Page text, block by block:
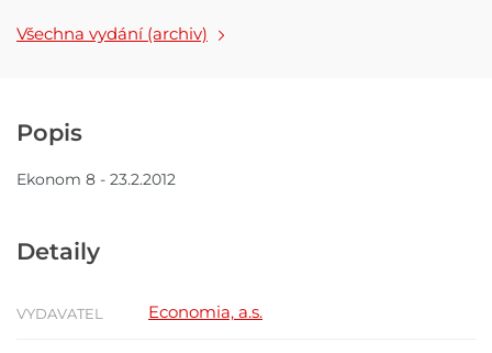
Všechna vydání (archiv)
Popis
Ekonom 8 - 23.2.2012
Detaily
VYDAVATEL Economia, a.s.